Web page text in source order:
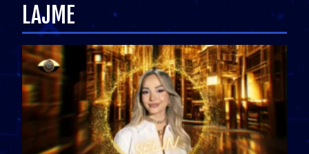
LAJME